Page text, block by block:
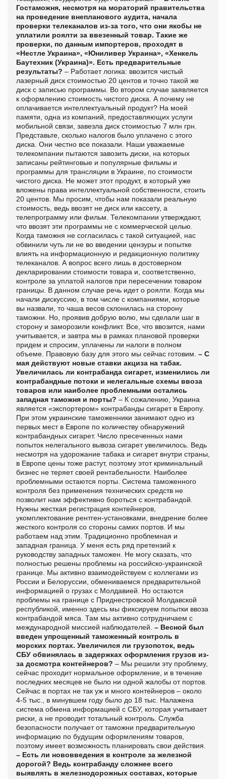
Гостаможня, несмотря на мораторий правительства
на проведение внепланового аудита, начала
проверки телеканалов из-за того, что они якобы не
уплатили роялти за ввезенный товар. Такие же
проверки, по данным импортеров, проходят в
«Нестле Украина», «Юниливер Украина», «Хенкель
Баутехник (Украина)». Есть предварительные
результаты? – Работает логика: ввозится чистый
лазерный диск стоимостью 20 центов и точно такой же
диск с записью программы. Во втором случае заявляется
к оформлению стоимость чистого диска. А почему не
оплачивается интеллектуальный продукт? На моей
памяти, одна из компаний, предоставляющих услуги
мобильной связи, завезла диск стоимостью 7 млн грн.
Представьте, сколько налогов было уплачено с этого
диска. Они честно все показали. Наши уважаемые
телекомпании пытаются завозить диски, на которых
записаны рейтинговые и популярные фильмы и
программы для трансляции в Украине, по стоимости
чистого диска. Не может этот продукт, в который уже
вложены права интеллектуальной собственности, стоить
20 центов. Мы просим, чтобы нам показали реальную
стоимость, ведь ввозят не диск или кассету, а
телепрограмму или фильм. Телекомпании утверждают,
что ввозят эти программы не с коммерческой целью.
Когда таможня не согласилась с такой ситуацией, нас
обвинили чуть ли не во введении цензуры и попытке
влиять на информационную и редакционную политику
телеканалов. А вопрос всего лишь в достоверном
декларировании стоимости товара и, соответственно,
контроле за уплатой налогов при пересечении товаром
границы. В данном случае речь идет о роялти. Когда мы
начали дискуссию, в том числе с компаниями, которые
вы назвали, то чаша весов склонилась на сторону
таможни. Но, проявив добрую волю, мы сделали шаг в
сторону и заморозили конфликт. Все, что ввозится, нами
учитывается, и завтра мы в рамках плановой проверки
придем и спросим, уплачены ли налоги в полном
объеме. Правовую базу для этого мы сейчас готовим. – С
мая действуют новые ставки акциза на табак.
Увеличилась ли контрабанда сигарет, изменились ли
контрабандные потоки и нелегальные схемы ввоза
товаров или наиболее проблемными остались
западная таможня и порты? – К сожалению, Украина
является «экспортером» контрабанды сигарет в Европу.
При этом украинские таможенники занимают одно из
первых мест в Европе по количеству обнаружений
контрабандных сигарет. Число пресеченных нами
попыток нелегального вывоза сигарет увеличилось. Ведь
несмотря на удорожание табака и сигарет внутри страны,
в Европе цены тоже растут, поэтому этот криминальный
бизнес не теряет своей рентабельности. Наиболее
проблемными остаются порты. Система таможенного
контроля без применения технических средств не
позволит нам эффективно бороться с контрабандой.
Нужны жесткая регистрация контейнеров,
укомплектование рентген-установками, внедрение более
жесткого контроля со стороны самих портов. И мы
работаем над этим. Традиционно проблемная и
западная граница. У меня есть ряд претензий к
руководству западных таможен. Не могу сказать, что
полностью решены проблемы на российско-украинской
границе. Мы активно взаимодействуем с коллегами из
России и Белоруссии, обмениваемся предварительной
информацией о грузах с Молдавией. Но остаются
проблемы на границе с Приднестровской Молдавской
республикой, именно здесь мы фиксируем попытки ввоза
контрабандой мяса. Там мы активно сотрудничаем с
международной миссией наблюдателей. – Весной был
введен упрощенный таможенный контроль в
морских портах. Увеличился ли грузопоток, ведь
СБУ обвинялась в задержках оформления грузов из-
за досмотра контейнеров? – Мы решили эту проблему,
сейчас проходит нормальное оформление, и в течение
последних месяцев не было ни одной жалобы от портов.
Сейчас в портах не так уж и много контейнеров – около
4-5 тыс., в минувшем году было до 18 тыс. Налажена
система обмена информацией с СБУ, которая учитывает
риски, а не проводит тотальный контроль. Служба
безопасности получает от таможни предварительную
информацию по будущим оформлениям товаров,
поэтому имеет возможность планировать свои действия.
– Есть ли нововведения в контроле за железной
дорогой? Ведь контрабанду сложнее всего
выявлять в железнодорожных составах, которые